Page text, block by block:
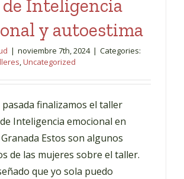
Inteligencia
y autoestima
| noviembre 7th, 2024 | Categories:
Uncategorized
pasada finalizamos el taller
Inteligencia emocional en
Estos son algunos
de las mujeres sobre el taller.
que yo sola puedo